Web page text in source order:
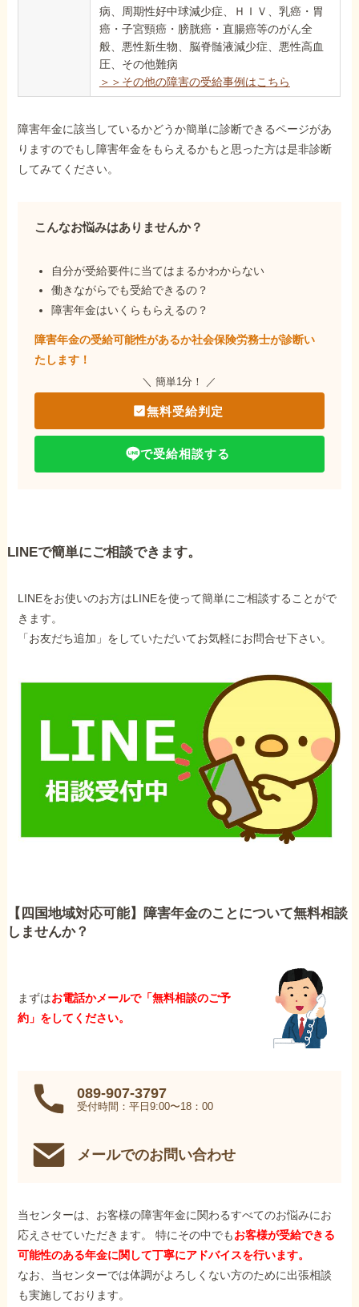
病、周期性好中球減少症、ＨＩＶ、乳癌・胃
癌・子宮頸癌・膀胱癌・直腸癌等のがん全
般、悪性新生物、脳脊髄液減少症、悪性高血
圧、その他難病
＞＞その他の障害の受給事例はこちら
障害年金に該当しているかどうか簡単に診断できるページがあ
りますのでもし障害年金をもらえるかもと思った方は是非診断
してみてください。
こんなお悩みはありませんか？
自分が受給要件に当てはまるかわからない
働きながらでも受給できるの？
障害年金はいくらもらえるの？
障害年金の受給可能性があるか社会保険労務士が診断い
たします！
＼ 簡単1分！ ／
無料受給判定
で受給相談する
LINEで簡単にご相談できます。
LINEをお使いのお方はLINEを使って簡単にご相談することがで
きます。
「お友だち追加」をしていただいてお気軽にお問合せ下さい。
【四国地域対応可能】障害年金のことについて無料相談
しませんか？
まずはお電話かメールで「無料相談のご予
約」をしてください。
089-907-3797
受付時間：平日9:00〜18：00
メールでのお問い合わせ
当センターは、お客様の障害年金に関わるすべてのお悩みにお
応えさせていただきます。 特にその中でもお客様が受給できる
可能性のある年金に関して丁寧にアドバイスを行います。
なお、当センターでは体調がよろしくない方のために出張相談
も実施しております。